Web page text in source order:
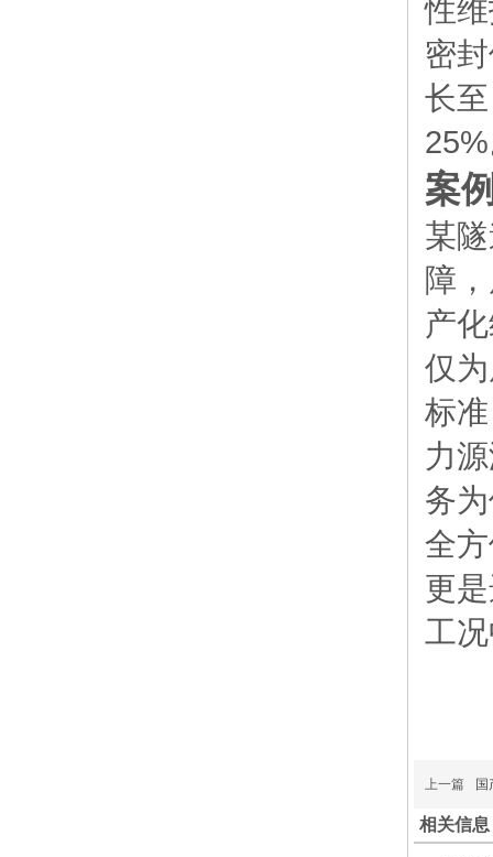
性
密
长
案
某
障
产
仅
标
力
务
全
更
工
上一篇 国
相关信息